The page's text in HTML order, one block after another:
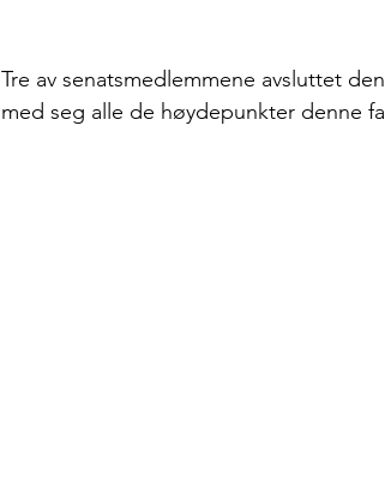
Tre av senatsmedlemmene avsluttet
med seg alle de høydepunkter denne